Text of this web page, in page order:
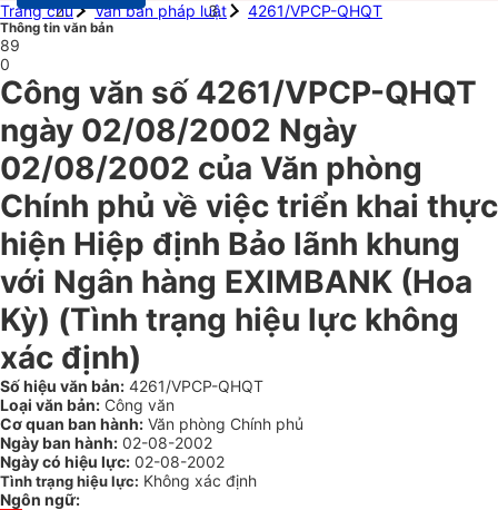
Trang chủ
Văn bản pháp luật 4261/VPCP-QHQT
Thông tin văn bản
89
0
Công văn số 4261/VPCP-QHQT
ngày 02/08/2002 Ngày
02/08/2002 của Văn phòng
Chính phủ về việc triển khai thực
hiện Hiệp định Bảo lãnh khung
với Ngân hàng EXIMBANK (Hoa
Kỳ) (Tình trạng hiệu lực không
xác định)
Số hiệu văn bản: 4261/VPCP-QHQT
Loại văn bản: Công văn
Cơ quan ban hành: Văn phòng Chính phủ
Ngày ban hành: 02-08-2002
Ngày có hiệu lực: 02-08-2002
Tình trạng hiệu lực: Không xác định
Ngôn ngữ: